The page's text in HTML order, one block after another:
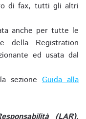
di fax, tutti gli altri
anche per tutte le
della Registration
ed usata dal
sezione Guida alla